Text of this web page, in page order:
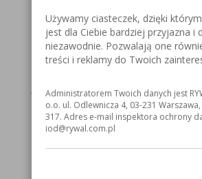
Używamy ciasteczek, dzięki
jest dla Ciebie bardziej przyjazna i
niezawodnie. Pozwalają one
treści i reklamy do Twoich
Administratorem Twoich danych jest
o.o. ul. Odlewnicza 4, 03-231
317. Adres e-mail inspektora ochrony
iod@rywal.com.pl